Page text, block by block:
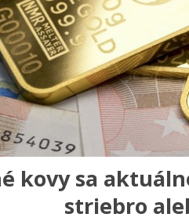
kovy sa
striebro